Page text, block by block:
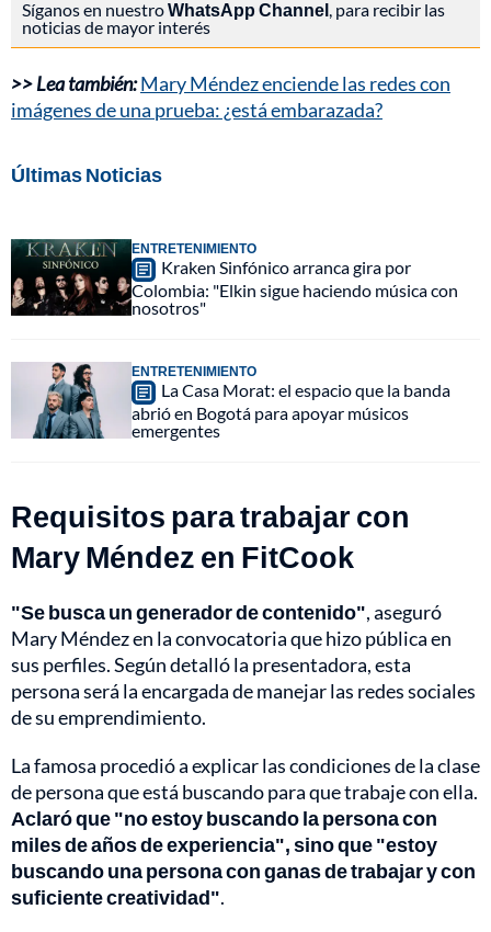
Síganos en nuestroWhatsApp Channel, para recibir las
noticias de mayor interés
>> Lea también:Mary Méndez enciende las redes con
imágenes de una prueba: ¿está embarazada?
Últimas Noticias
ENTRETENIMIENTO
Kraken Sinfónico arranca gira por
Colombia: "Elkin sigue haciendo música con
nosotros"
ENTRETENIMIENTO
La Casa Morat: el espacio que la banda
abrió en Bogotá para apoyar músicos
emergentes
Requisitos para trabajar con
Mary Méndez en FitCook
"Se busca un generador de contenido", aseguró
Mary Méndez en la convocatoria que hizo pública en
sus perfiles. Según detalló la presentadora, esta
persona será la encargada de manejar las redes sociales
de su emprendimiento.
La famosa procedió a explicar las condiciones de la clase
de persona que está buscando para que trabaje con ella.
Aclaró que "no estoy buscando la persona con
miles de años de experiencia", sino que "estoy
buscando una persona con ganas de trabajar y con
suficiente creatividad".